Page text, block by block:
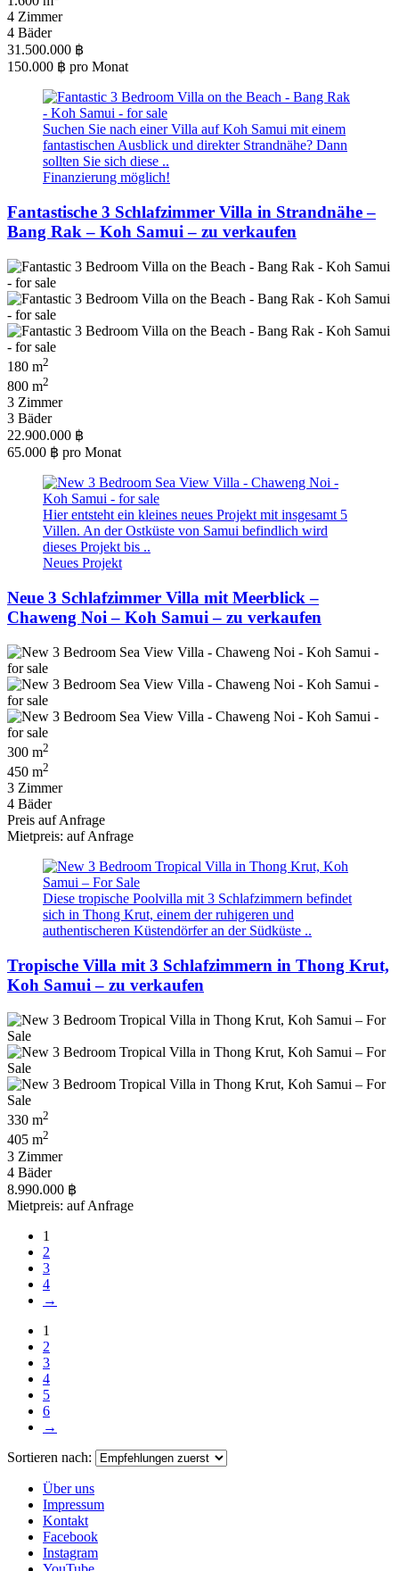
4 Zimmer
4 Bäder
31.500.000 ฿
150.000 ฿ pro Monat
Suchen Sie nach einer Villa auf Koh Samui mit einem
fantastischen Ausblick und direkter Strandnähe? Dann
sollten Sie sich diese ..
Finanzierung möglich!
Fantastische 3 Schlafzimmer Villa in Strandnähe –
Bang Rak – Koh Samui – zu verkaufen
180 m2
800 m2
3 Zimmer
3 Bäder
22.900.000 ฿
65.000 ฿ pro Monat
Hier entsteht ein kleines neues Projekt mit insgesamt 5
Villen. An der Ostküste von Samui befindlich wird
dieses Projekt bis ..
Neues Projekt
Neue 3 Schlafzimmer Villa mit Meerblick –
Chaweng Noi – Koh Samui – zu verkaufen
300 m2
450 m2
3 Zimmer
4 Bäder
Preis auf Anfrage
Mietpreis: auf Anfrage
Diese tropische Poolvilla mit 3 Schlafzimmern befindet
sich in Thong Krut, einem der ruhigeren und
authentischeren Küstendörfer an der Südküste ..
Tropische Villa mit 3 Schlafzimmern in Thong Krut,
Koh Samui – zu verkaufen
330 m2
405 m2
3 Zimmer
4 Bäder
8.990.000 ฿
Mietpreis: auf Anfrage
1
2
3
4
→
1
2
3
4
5
6
→
Sortieren nach:
Über uns
Impressum
Kontakt
Facebook
Instagram